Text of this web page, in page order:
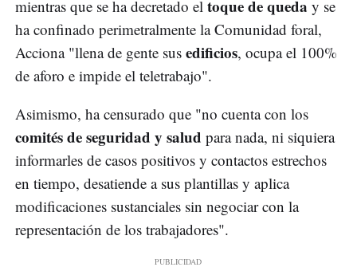
mientras que se ha decretado el toque de queda y se
ha confinado perimetralmente la Comunidad foral,
Acciona "llena de gente sus edificios, ocupa el 100%
de aforo e impide el teletrabajo".
Asimismo, ha censurado que "no cuenta con los
comités de seguridad y salud para nada, ni siquiera
informarles de casos positivos y contactos estrechos
en tiempo, desatiende a sus plantillas y aplica
modificaciones sustanciales sin negociar con la
representación de los trabajadores".